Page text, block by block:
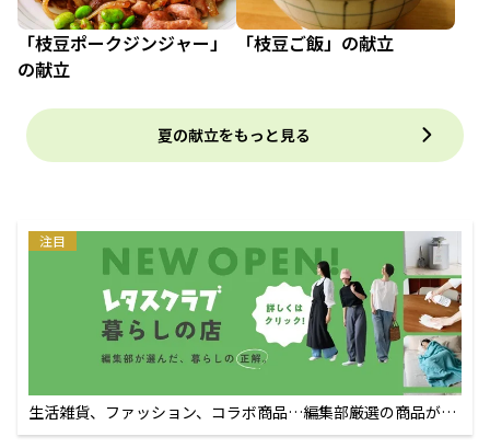
「枝豆ポークジンジャー」
の献立
「枝豆ご飯」の献立
夏の献立をもっと見る
注目
生活雑貨、ファッション、コラボ商品…編集部厳選の商品が買
えるECサイト